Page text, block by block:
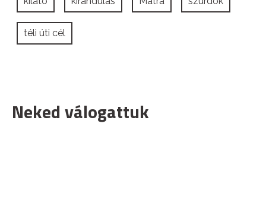
téli úti cél
Neked válogattuk